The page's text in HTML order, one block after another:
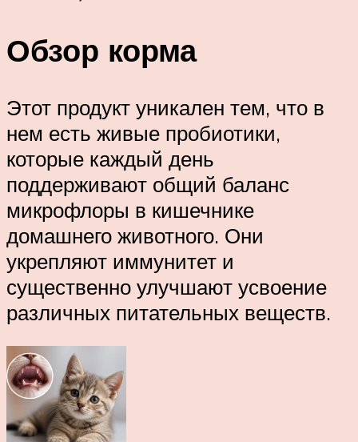
Обзор корма
Этот продукт уникален тем, что в
нем есть живые пробиотики,
которые каждый день
поддерживают общий баланс
микрофлоры в кишечнике
домашнего животного. Они
укрепляют иммунитет и
существенно улучшают усвоение
различных питательных веществ.